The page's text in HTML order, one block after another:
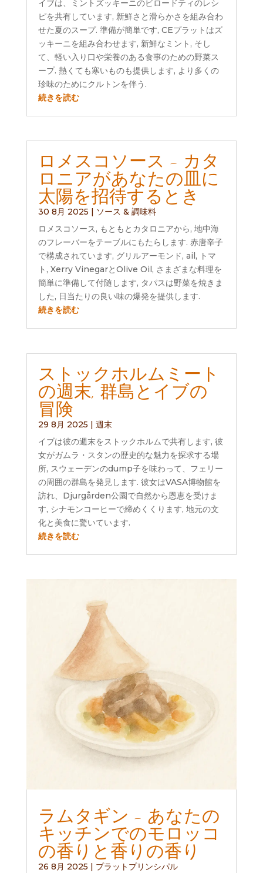
イブは、ミントズッキーニのビロードティのレシ
ピを共有しています, 新鮮さと滑らかさを組み合わ
せた夏のスープ. 準備が簡単です, CEプラットはズ
ッキーニを組み合わせます, 新鮮なミント, そし
て、軽い入り口や栄養のある食事のための野菜ス
ープ. 熱くても寒いものも提供します, より多くの
珍味のためにクルトンを伴う.
続きを読む
ロメスコソース - カタ
ロニアがあなたの皿に
太陽を招待するとき
30 8月 2025
ソース & 調味料
ロメスコソース, もともとカタロニアから, 地中海
のフレーバーをテーブルにもたらします. 赤唐辛子
で構成されています, グリルアーモンド, ail, トマ
ト, Xerry VinegarとOlive Oil, さまざまな料理を
簡単に準備して付随します, タパスは野菜を焼きま
した, 日当たりの良い味の爆発を提供します.
続きを読む
ストックホルムミート
の週末, 群島とイブの
冒険
29 8月 2025 | 週末
イブは彼の週末をストックホルムで共有します, 彼
女がガムラ・スタンの歴史的な魅力を探求する場
所, スウェーデンのdump子を味わって、フェリー
の周囲の群島を発見します. 彼女はVASA博物館を
訪れ、Djurgården公園で自然から恩恵を受けま
す, シナモンコーヒーで締めくくります, 地元の文
化と美食に驚いています.
続きを読む
ラムタギン - あなたの
キッチンでのモロッコ
の香りと香りの香り
26 8月 2025 | プラットプリンシパル